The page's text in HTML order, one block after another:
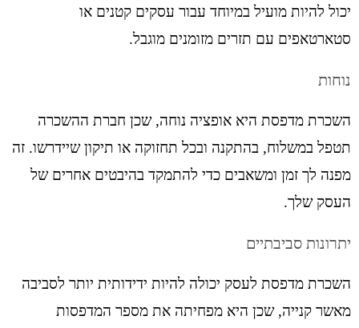
יכול להיות מועיל במיוחד עבור עסקים קטנים או
סטארטאפים עם תזרים מזומנים מוגבל.
נוחות
השכרת מדפסת היא אופציה נוחה, שכן חברת ההשכרה
תטפל במשלוח, בהתקנה ובכל תחזוקה או תיקון שיידרשו. זה
מפנה לך זמן ומשאבים כדי להתמקד בהיבטים אחרים של
העסק שלך.
יתרונות סביבתיים
השכרת מדפסת לעסק יכולה להיות ידידותית יותר לסביבה
מאשר קנייה, שכן היא מפחיתה את מספר המדפסות